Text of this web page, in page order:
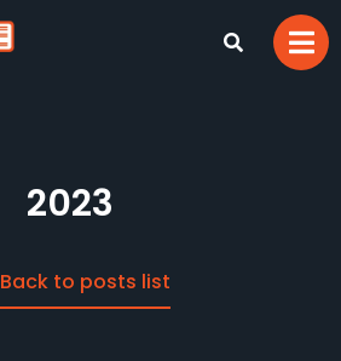
2023
Back to posts list